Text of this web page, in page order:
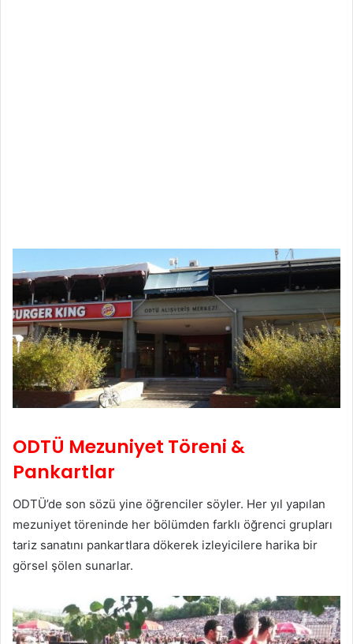
ODTÜ Mezuniyet Töreni &
Pankartlar
ODTÜ’de son sözü yine öğrenciler söyler. Her yıl yapılan
mezuniyet töreninde her bölümden farklı öğrenci grupları
tariz sanatını pankartlara dökerek izleyicilere harika bir
görsel şölen sunarlar.